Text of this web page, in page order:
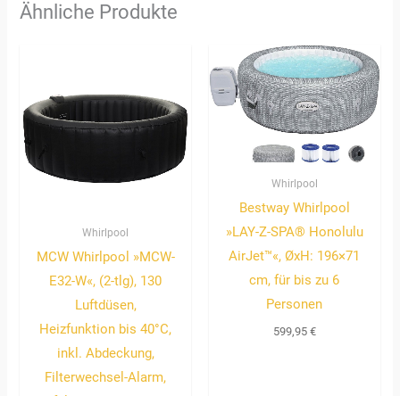
Ähnliche Produkte
Whirlpool
MCW Whirlpool »MCW-
E32-W«, (2-tlg), 130
Luftdüsen,
Heizfunktion bis 40°C,
inkl. Abdeckung,
Filterwechsel-Alarm,
Whirlpool
Bestway Whirlpool
»LAY-Z-SPA® Honolulu
AirJet™«, ØxH: 196×71
cm, für bis zu 6
Personen
599,95 €